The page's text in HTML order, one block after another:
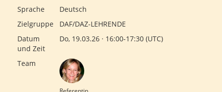
Sprache
Deutsch
Zielgruppe
DAF/DAZ-LEHRENDE
Datum
und Zeit
Do, 19.03.26 · 16:00-17:30 (UTC)
Team
Referentin